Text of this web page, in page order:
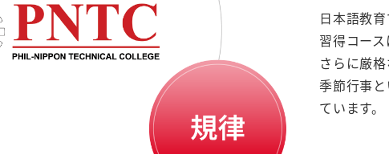
日本語教
習得コー
さらに厳
季節行事
ています。